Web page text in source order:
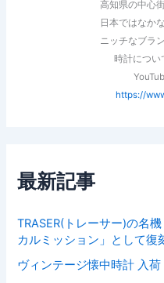
高知県の中心
日本ではなか
ニッチなブラ
時計につい
https://
最新記事
TRASER(トレーサー)の名
カルミッション」として復
ヴィンテージ懐中時計 入荷